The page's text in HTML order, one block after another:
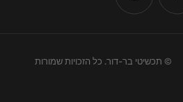
© תכשיטי בר-דור. כל הזכויות שמורות